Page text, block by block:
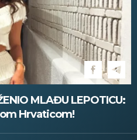
MLAĐU LEPOTICU:
Hrvaticom!